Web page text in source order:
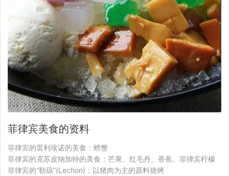
菲律宾美食的资料
菲律宾的雷利埃诺的美食：螃蟹
菲律宾的克苏皮纳加特的美食：芒果、红毛丹、香蕉、菲律宾柠檬
菲律宾的“勒琼”(Lechon)：以猪肉为主的原料烧烤